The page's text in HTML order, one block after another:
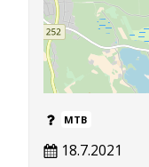
MTB
18.7.2021